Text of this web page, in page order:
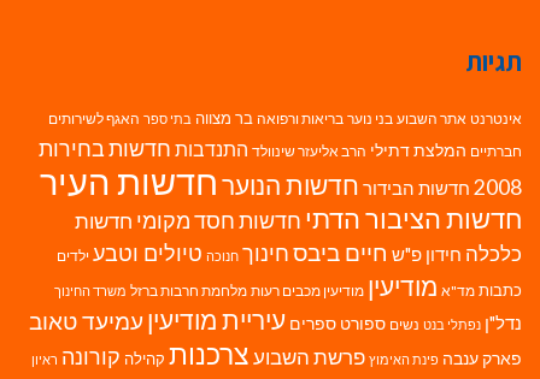
תגיות
אינטרנט אתר השבוע בני נוער בריאות ורפואה בר מצווה בתי ספר האגף לשירותים
חברתיים המלצת דתילי הרב אליעזר שינוולד התנדבות חדשות בחירות
2008 חדשות הבידור חדשות הנוערחדשות העיר
חדשות הציבור הדתי חדשות חסד מקומי חדשות
כלכלה חידון פ"ש חיים ביבסחינוך חנוכה טיולים וטבע ילדים
כתבות מד"א מודיעין מודיעין מכבים רעות מלחמת חרבות ברזל משרד החינוך
נדל"ן נפתלי בנט נשים ספורט ספרים עיריית מודיעין עמיעד טאוב
פארק ענבה פינת האימוץ פרשת השבועצרכנות קהילה קורונה ראיון